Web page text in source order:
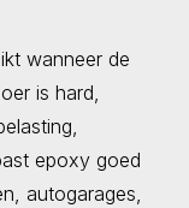
wanneer de
is hard,
epoxy goed
autogarages,